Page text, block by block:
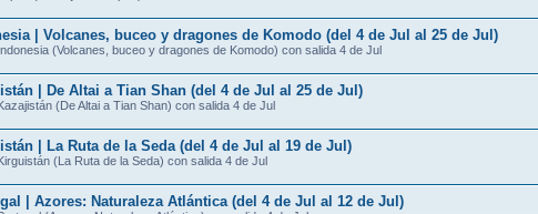
| Volcanes, buceo y dragones de Komodo (del 4 de Jul al 25 de Jul)
(Volcanes, buceo y dragones de Komodo) con salida 4 de Jul
| De Altai a Tian Shan (del 4 de Jul al 25 de Jul)
(De Altai a Tian Shan) con salida 4 de Jul
| La Ruta de la Seda (del 4 de Jul al 19 de Jul)
(La Ruta de la Seda) con salida 4 de Jul
| Azores: Naturaleza Atlántica (del 4 de Jul al 12 de Jul)